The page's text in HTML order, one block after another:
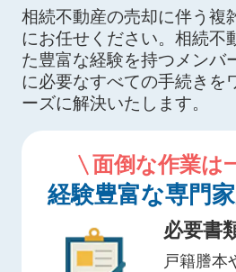
相続不動産の売却に伴う複
にお任せください。相続不
た豊富な経験を持つメンバ
に必要なすべての手続きを
ーズに解決いたします。
面倒な作業は
経験豊富な専門
必要書
戸籍謄本